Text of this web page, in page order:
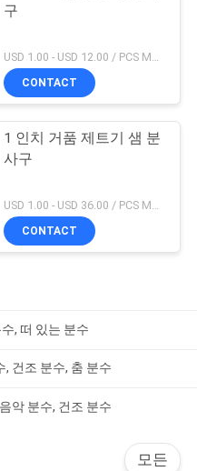
구
USD 1.00 - USD 12.00 / PCS MOQ:1 PC
CONTACT
1 인치 거품 제트기 샘 분
사구
CONTACT
, 떠 있는 분수
, 건조 분수, 춤 분수
악 분수, 건조 분수
모든